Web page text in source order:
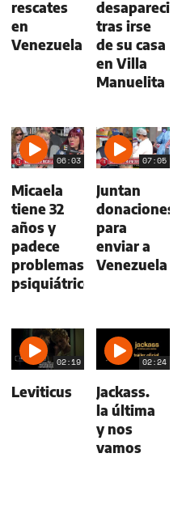
rescates
en
Venezuela
desapareció
tras irse
de su casa
en Villa
Manuelita
06:03
Micaela
tiene 32
años y
padece
problemas
psiquiátricos
07:05
Juntan
donaciones
para
enviar a
Venezuela
02:19
Leviticus
02:24
Jackass.
la última
y nos
vamos